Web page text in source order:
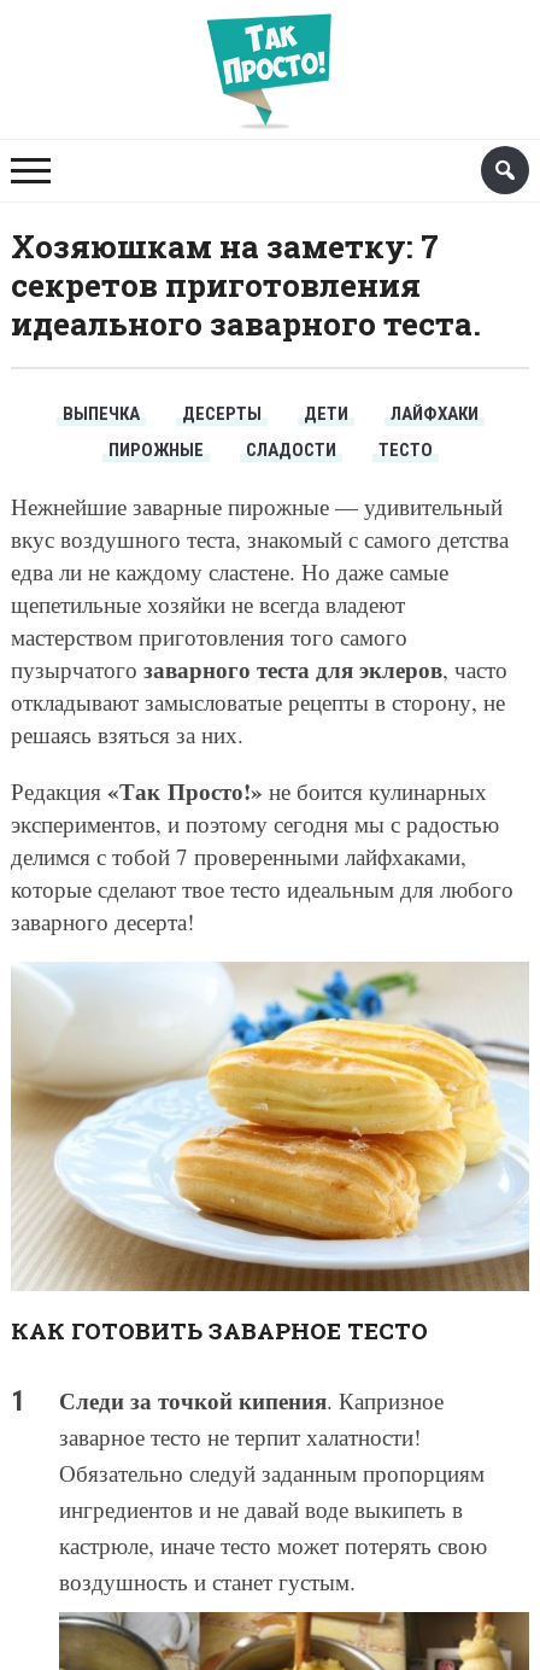
Хозяюшкам на заметку: 7
секретов приготовления
идеального заварного теста.
ВЫПЕЧКА ДЕСЕРТЫ ДЕТИ
ЛАЙФХАКИ
ПИРОЖНЫЕ
СЛАДОСТИ ТЕСТО
Нежнейшие заварные пирожные — удивительный
вкус воздушного теста, знакомый с самого детства
едва ли не каждому сластене. Но даже самые
щепетильные хозяйки не всегда владеют
мастерством приготовления того самого
пузырчатого заварного теста для эклеров, часто
откладывают замысловатые рецепты в сторону, не
решаясь взяться за них.
Редакция «Так Просто!» не боится кулинарных
экспериментов, и поэтому сегодня мы с радостью
делимся с тобой 7 проверенными лайфхаками,
которые сделают твое тесто идеальным для любого
заварного десерта!
КАК ГОТОВИТЬ ЗАВАРНОЕ ТЕСТО
Следи за точкой кипения. Капризное
заварное тесто не терпит халатности!
Обязательно следуй заданным пропорциям
ингредиентов и не давай воде выкипеть в
кастрюле, иначе тесто может потерять свою
воздушность и станет густым.